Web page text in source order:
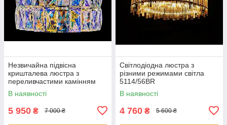
Незвичайна підвісна
кришталева люстра з
переливчастими камінням
J028/500
В наявності
5 950 ₴ 7 000 ₴
Світлодіодна люстра з
різними режимами світла
5114/56BR
В наявності
4 760 ₴ 5 600 ₴